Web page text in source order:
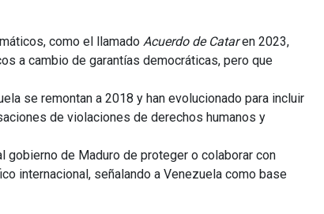
como el llamado Acuerdo de Cataren 2023,
a cambio de garantías democráticas, pero que
se remontan a 2018 y han evolucionado para incluir
de violaciones de derechos humanos y
gobierno de Maduro de proteger o colaborar con
internacional, señalando a Venezuela como base